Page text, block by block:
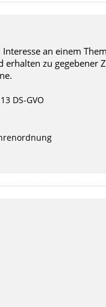
an einem
erhalten zu gegebener
DS-GVO